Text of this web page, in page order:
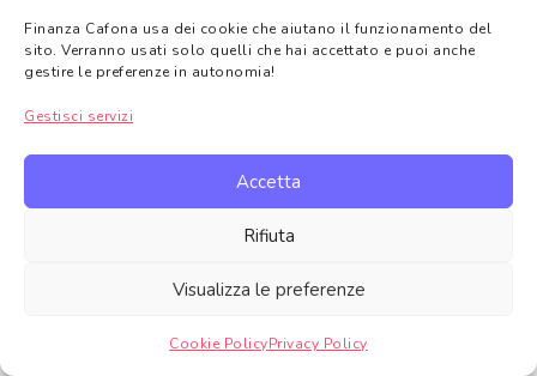
Finanza Cafona usa dei cookie che aiutano il funzionamento del
sito. Verranno usati solo quelli che hai accettato e puoi anche
gestire le preferenze in autonomia!
Gestisci servizi
Accetta
Rifiuta
Visualizza le preferenze
Cookie PolicyPrivacy Policy
2021-11-12
Other stories